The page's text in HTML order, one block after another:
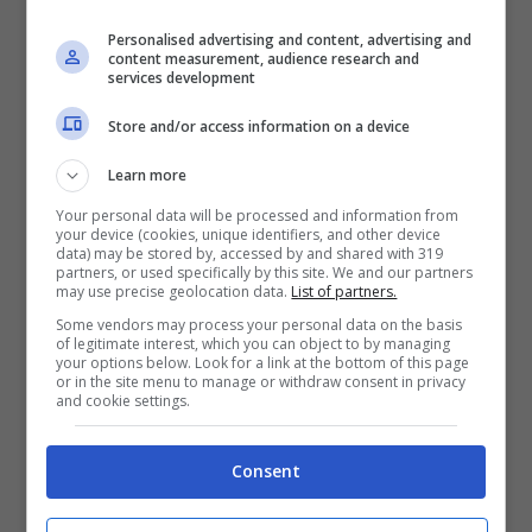
Mediterraneo.
IL SEDILE DI SAN LUIGI. Il progetto, approvato
dalla Regione ed ammesso a finanziamento
(Por Fesr Campania 2007-2013), prevede anche
un intervento materiale con il restauro ed il
ripristino del Sedile di San Luigi che sarà adibito
ad ufficio di promozione turistica della città di
Aversa ed a sede organizzativa dell’evento
“Jommelli/Cimarosa Festival”. Il Sedile è l’unico
sopravvissuto dei quattro che si trovavano ad
Aversa in età medievale ed è il più antico tra i
tredici sopravvissuti in Italia. Fu concesso nel
1195 dall’imperatore Enrico VI, il figlio di
Federico Barbarossa, alle famiglie dei cavalieri e
dei soldati aversani come ringraziamento per
l’appoggio ricevuto nella guerra contro i
Personalised advertising and content, advertising and
content measurement, audience research and
services development
Store and/or access information on a device
Learn more
Your personal data will be processed and information from
your device (cookies, unique identifiers, and other device
data) may be stored by, accessed by and shared with 319
partners, or used specifically by this site. We and our partners
may use precise geolocation data. List of partners.
Some vendors may process your personal data on the basis
of legitimate interest, which you can object to by managing
your options below. Look for a link at the bottom of this page
or in the site menu to manage or withdraw consent in privacy
and cookie settings.
Consent